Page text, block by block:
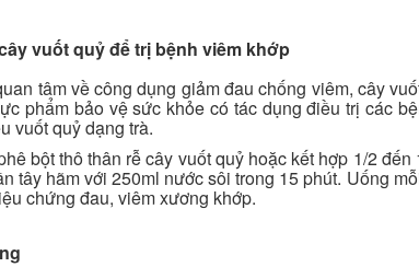
vuốt quỷ để trị bệnh viêm khớp
tâm về công dụng giảm đau chống viêm, cây
phẩm bảo vệ sức khỏe có tác dụng điều trị các
vuốt quỷ dạng trà.
bột thô thân rễ cây vuốt quỷ hoặc kết hợp 1/2 đến
tây hãm với 250ml nước sôi trong 15 phút. Uống
chứng đau, viêm xương khớp.